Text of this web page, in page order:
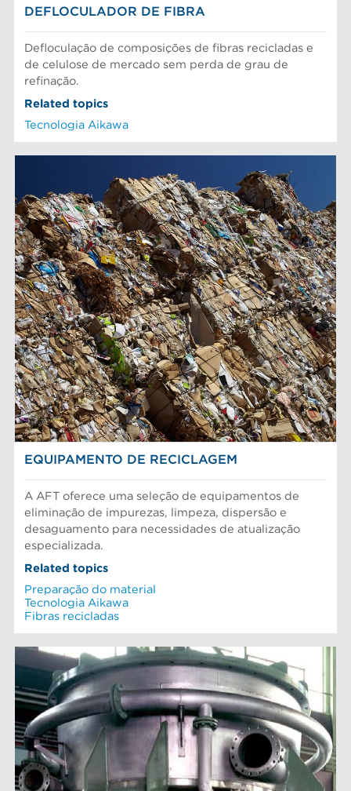
DEFLOCULADOR DE FIBRA
Defloculação de composições de fibras recicladas e
de celulose de mercado sem perda de grau de
refinação.
Related topics
Tecnologia Aikawa
EQUIPAMENTO DE RECICLAGEM
A AFT oferece uma seleção de equipamentos de
eliminação de impurezas, limpeza, dispersão e
desaguamento para necessidades de atualização
especializada.
Related topics
Preparação do material
Tecnologia Aikawa
Fibras recicladas